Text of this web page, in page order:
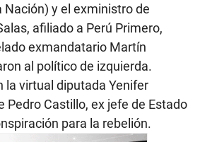
Nación) y el exministro de
afiliado a Perú Primero,
exmandatario Martín
al político de izquierda.
la virtual diputada Yenifer
Pedro Castillo, ex jefe de Estado
para la rebelión.